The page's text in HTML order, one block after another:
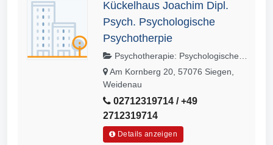
Kückelhaus Joachim Dipl.
Psych. Psychologische
Psychotherpie
Psychotherapie: Psychologische
Psychotherapeuten
Am Kornberg 20, 57076 Siegen,
Weidenau
02712319714 / +49
2712319714
Details anzeigen